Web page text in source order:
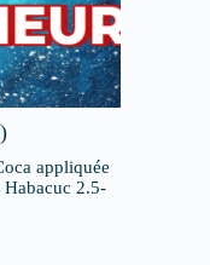
appliquée
Habacuc 2.5-